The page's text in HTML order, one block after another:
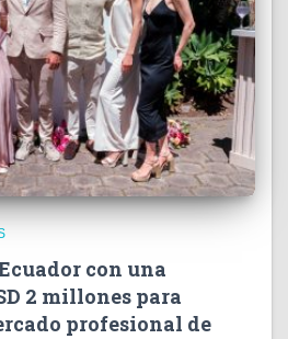
con una
2 millones para
profesional de